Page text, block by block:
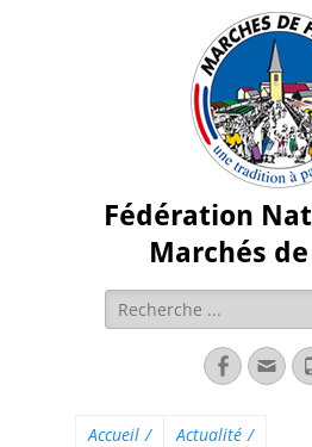
Fédération
Marchés
Accueil / Actualité /